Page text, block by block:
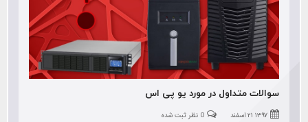
سوالات متداول در مورد یو پی اس
۱۳۹۷ ۲۱ اسفند 0 نظر ثبت شده